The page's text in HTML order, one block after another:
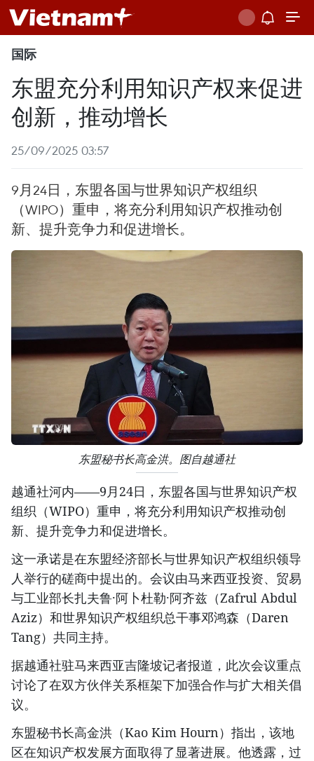
国际
东盟充分利用知识产权来促进
创新，推动增长
25/09/2025 03:57
9月24日，东盟各国与世界知识产权组织
（WIPO）重申，将充分利用知识产权推动创
新、提升竞争力和促进增长。
东盟秘书长高金洪。图自越通社
越通社河内——9月24日，东盟各国与世界知识产权
组织（WIPO）重申，将充分利用知识产权推动创
新、提升竞争力和促进增长。
这一承诺是在东盟经济部长与世界知识产权组织领导
人举行的磋商中提出的。会议由马来西亚投资、贸易
与工业部长扎夫鲁·阿卜杜勒·阿齐兹（Zafrul Abdul
Aziz）和世界知识产权组织总干事邓鸿森（Daren
Tang）共同主持。
据越通社驻马来西亚吉隆坡记者报道，此次会议重点
讨论了在双方伙伴关系框架下加强合作与扩大相关倡
议。
东盟秘书长高金洪（Kao Kim Hourn）指出，该地
区在知识产权发展方面取得了显著进展。他透露，过